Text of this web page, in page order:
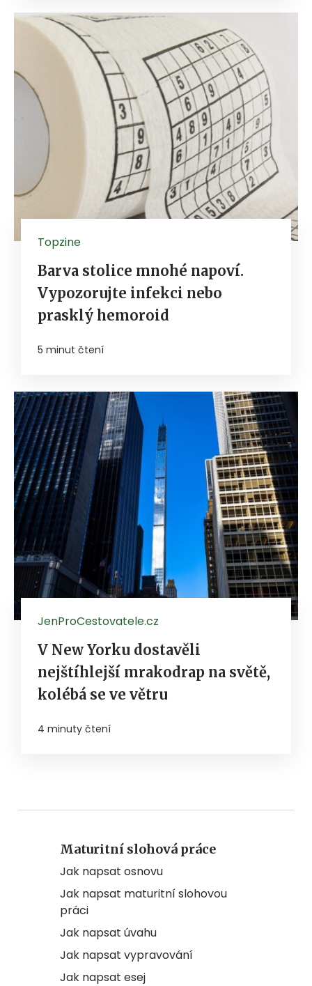
Topzine
Barva stolice mnohé napoví.
Vypozorujte infekci nebo
prasklý hemoroid
5 minut čtení
JenProCestovatele.cz
V New Yorku dostavěli
nejštíhlejší mrakodrap na světě,
kolébá se ve větru
4 minuty čtení
Maturitní slohová práce
Jak napsat osnovu
Jak napsat maturitní slohovou
práci
Jak napsat úvahu
Jak napsat vypravování
Jak napsat esej